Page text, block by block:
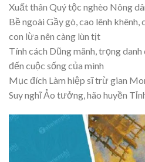
Xuất thân Quý tộc nghèo Nông
Bề ngoài Gầy gò, cao lênh
con lừa nên càng lùn tịt
Tính cách Dũng mãnh, trọng
đến cuộc sống của mình
Mục đích Làm hiệp sĩ trừ gian
Suy nghĩ Ảo tưởng, hão huyền